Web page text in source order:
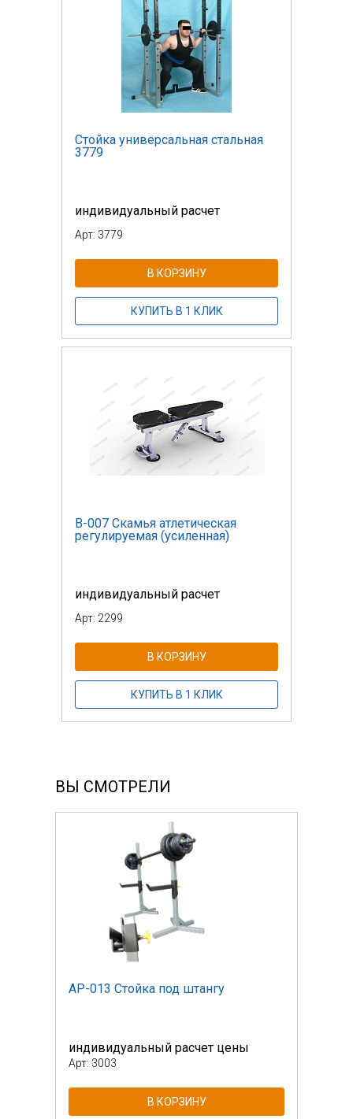
Стойка универсальная стальная
3779
индивидуальный расчет
Арт: 3779
В КОРЗИНУ
КУПИТЬ В 1 КЛИК
В-007 Скамья атлетическая
регулируемая (усиленная)
индивидуальный расчет
Арт: 2299
В КОРЗИНУ
КУПИТЬ В 1 КЛИК
ВЫ СМОТРЕЛИ
AP-013 Стойка под штангу
индивидуальный расчет цены
Арт: 3003
В КОРЗИНУ